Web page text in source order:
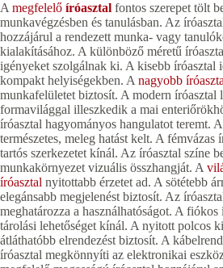
Amegfelelő íróasztal fontos szerepet tölt
munkavégzésben és tanulásban. Az
hozzájárul a rendezett munka- vagy
kialakításához. A különböző méretű
igényeket szolgálnak ki. A kisebb íróasztal
kompakt helyiségekben. Anagyobb
munkafelületet biztosít. A modern íróasztal
formavilággal illeszkedik a mai
íróasztal hagyományos hangulatot teremt.
természetes, meleg hatást kelt. A fémvázas
tartós szerkezetet kínál. Az íróasztal színe
munkakörnyezet vizuális összhangját. A
íróasztal nyitottabb érzetet ad. A sötétebb
elegánsabb megjelenést biztosít. Az
meghatározza a használhatóságot. A
tárolási lehetőséget kínál. A nyitott polcos
átláthatóbb elrendezést biztosít. A
íróasztal megkönnyíti az elektronikai